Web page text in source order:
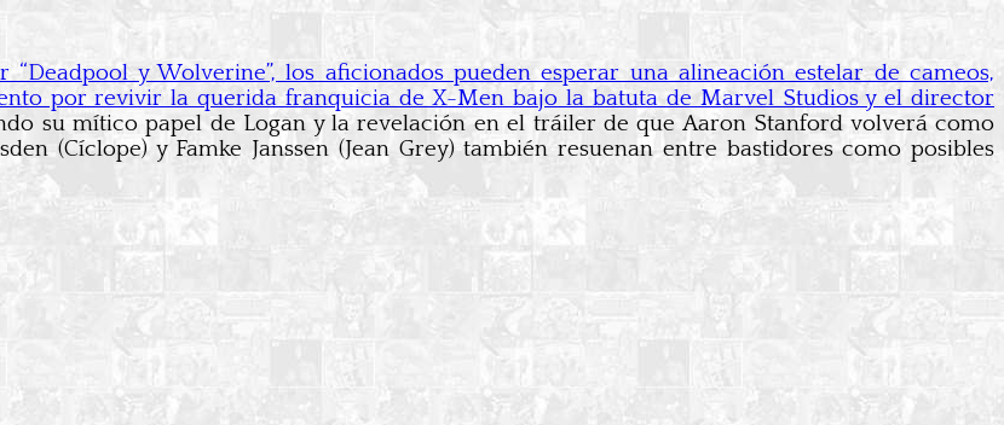
y Wolverine”, los aficionados pueden esperar una alineación estelar de cameos,
por revivir la querida franquicia de X-Men bajo la batuta de Marvel Studios y el director
su mítico papel de Logan y la revelación en el tráiler de que Aaron Stanford volverá como
(Cíclope) y Famke Janssen (Jean Grey) también resuenan entre bastidores como posibles